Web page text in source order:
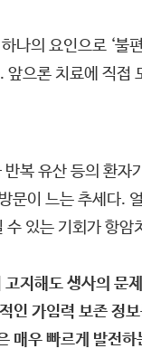
나의 요인으로 ‘불
으론 치료에 직접
복 유산 등의 환
문이 느는 추세다.
수 있는 기회가 항
지해도 생사의 문
인 가임력 보존 정
매우 빠르게 발전